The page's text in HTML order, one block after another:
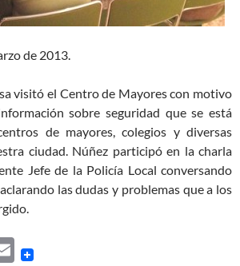
de 2013.
visitó el Centro de Mayores con motivo
sobre seguridad que se está
de mayores, colegios y diversas
ciudad. Núñez participó en la charla
Jefe de la Policía Local conversando
las dudas y problemas que a los
E